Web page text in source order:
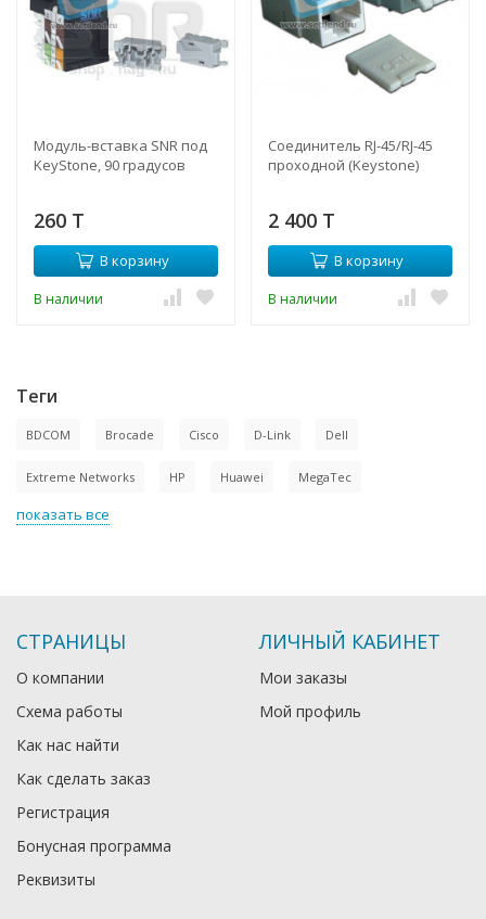
Модуль-вставка SNR под
KeyStone, 90 градусов
260 T
В корзину
В наличии
Соединитель RJ-45/RJ-45
проходной (Keystone)
2 400 T
В корзину
В наличии
Теги
BDCOM Brocade Cisco D-Link Dell
Extreme Networks HP Huawei MegaTec
показать все
СТРАНИЦЫ
О компании
Схема работы
Как нас найти
Как сделать заказ
Регистрация
Бонусная программа
Реквизиты
ЛИЧНЫЙ КАБИНЕТ
Мои заказы
Мой профиль